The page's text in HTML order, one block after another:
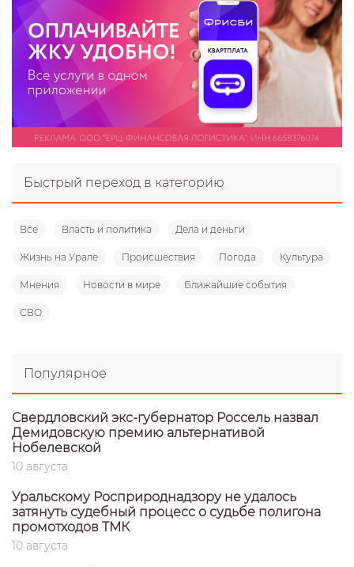
Быстрый переход в категорию
Все Власть и политика Дела и деньги
Жизнь на Урале Происшествия Погода Культура
Мнения Новости в мире Ближайшие события
СВО
Популярное
Свердловский экс-губернатор Россель назвал
Демидовскую премию альтернативой
Нобелевской
10 августа
Уральскому Росприроднадзору не удалось
затянуть судебный процесс о судьбе полигона
промотходов ТМК
10 августа